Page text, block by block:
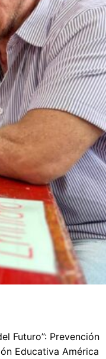
Futuro”: Prevención
Educativa América